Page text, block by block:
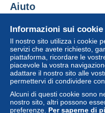
Informazioni sui cookie
Il nostro sito utilizza i cookie
servizi che avete richiesto,
piattaforma, ricordare le
piacevole la vostra
adattare il nostro sito alle
permettervi di condividere
Alcuni di questi cookie sono
nostro sito, altri possono
preferenze. Per saperne di
Aiuto
Acquistare su Delcampe
Vendere su Delcampe
Un sito sicuro